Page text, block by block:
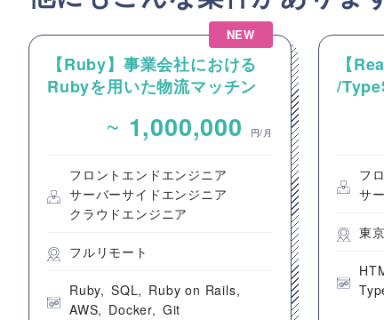
NEW
【Ruby】事業会社における
Rubyを用いた物流マッチン
エンドエンジニア募集
~ 1,000,000 円/月
フロントエンドエンジニア
サーバーサイドエンジニア
クラウドエンジニア
フルリモート
Ruby SQL
Ruby on Rails
AWS
Docker Git
【
/
のフ
フ
サ
東